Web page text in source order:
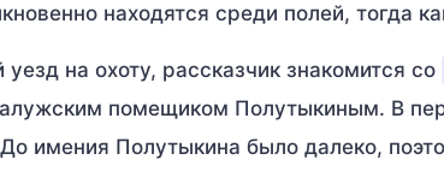
находятся среди полей, тогда
на охоту, рассказчик знакомится со
помещиком Полутыкиным. В
До имения Полутыкина было далеко,